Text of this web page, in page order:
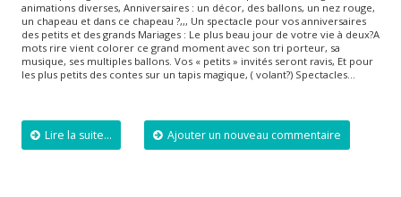
animations diverses, Anniversaires : un décor, des ballons, un nez rouge,
un chapeau et dans ce chapeau ?,,, Un spectacle pour vos anniversaires
des petits et des grands Mariages : Le plus beau jour de votre vie à deux?A
mots rire vient colorer ce grand moment avec son tri porteur, sa
musique, ses multiples ballons. Vos « petits » invités seront ravis, Et pour
les plus petits des contes sur un tapis magique, ( volant?) Spectacles…
Lire la suite... Ajouter un nouveau commentaire